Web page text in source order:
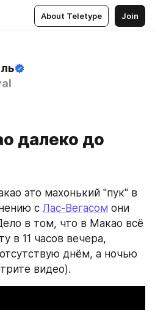
About Teletype Join
далеко до
это махонький "пук" в
с Лас-Вегасом они
в том, что в Макао всё
в 11 часов вечера,
днём, а ночью
видео).